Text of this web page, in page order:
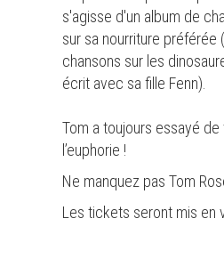
s'agisse d'un album de
sur sa nourriture préférée (
chansons sur les
écrit avec sa fille Fenn).
Tom a toujours essayé
l’euphorie !
Ne manquez pas Tom
Les tickets seront mis en